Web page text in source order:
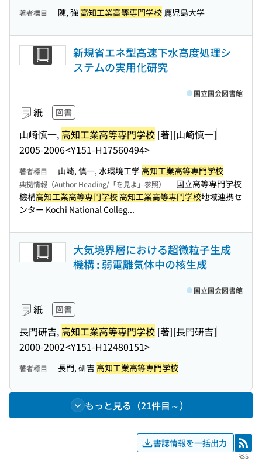
著者標目 陳, 強 高知工業高等専門学校 鹿児島大学
新規省エネ型高速下水高度処理シ
ステムの実用化研究
紙 図書
山崎慎一, 高知工業高等専門学校 [著][山崎慎一]
2005-2006<Y151-H17560494>
国立国会図書館
著者標目 山崎, 慎一, 水環境工学 高知工業高等専門学校
典拠情報（Author Heading/「を見よ」参照）
国立高等専門学校
機構高知工業高等専門学校 高知工業高等専門学校地域連携セ
ンター Kochi National Colleg...
大気境界層における超微粒子生成
機構 : 弱電離気体中の核生成
紙 図書
長門研吉, 高知工業高等専門学校 [著][長門研吉]
2000-2002<Y151-H12480151>
国立国会図書館
著者標目 長門, 研吉 高知工業高等専門学校
もっと見る（21件目～）
書誌情報を一括出力 RSS
RSS